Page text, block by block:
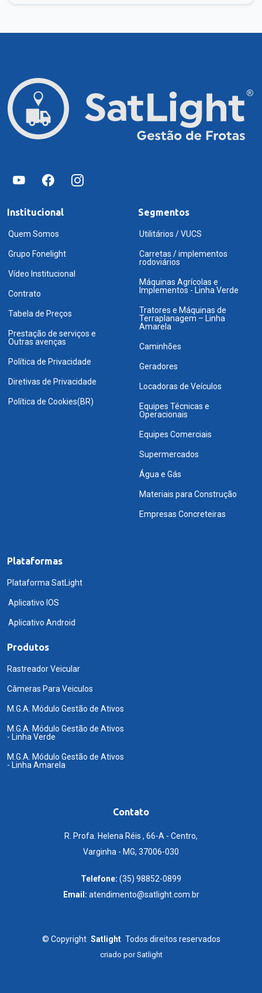
Institucional
Quem Somos
Grupo Fonelight
Vídeo Institucional
Contrato
Tabela de Preços
Prestação de serviços e
Outras avenças
Política de Privacidade
Diretivas de Privacidade
Política de Cookies(BR)
Segmentos
Utilitários / VUCS
Carretas / implementos
rodoviários
Máquinas Agrícolas e
Implementos - Linha Verde
Tratores e Máquinas de
Terraplanagem – Linha
Amarela
Caminhões
Geradores
Locadoras de Veículos
Equipes Técnicas e
Operacionais
Equipes Comerciais
Supermercados
Água e Gás
Materiais para Construção
Empresas Concreteiras
Plataformas
Plataforma SatLight
Aplicativo IOS
Aplicativo Android
Produtos
Rastreador Veicular
Câmeras Para Veiculos
M.G.A. Módulo Gestão de Ativos
M.G.A. Módulo Gestão de Ativos
- Linha Verde
M.G.A. Módulo Gestão de Ativos
- Linha Amarela
Contato
R. Profa. Helena Réis , 66-A - Centro,
Varginha - MG, 37006-030
Telefone: (35) 98852-0899
Email: atendimento@satlight.com.br
© Copyright Satlight Todos direitos reservados
criado porSatlight